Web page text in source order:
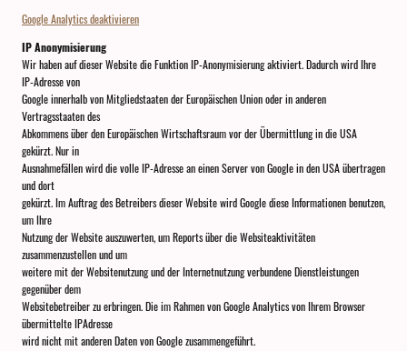
Google Analytics deaktivieren
IP Anonymisierung
Wir haben auf dieser Website die Funktion IP-Anonymisierung aktiviert. Dadurch wird Ihre
IP-Adresse von
Google innerhalb von Mitgliedstaaten der Europäischen Union oder in anderen
Vertragsstaaten des
Abkommens über den Europäischen Wirtschaftsraum vor der Übermittlung in die USA
gekürzt. Nur in
Ausnahmefällen wird die volle IP-Adresse an einen Server von Google in den USA übertragen
und dort
gekürzt. Im Auftrag des Betreibers dieser Website wird Google diese Informationen benutzen,
um Ihre
Nutzung der Website auszuwerten, um Reports über die Websiteaktivitäten
zusammenzustellen und um
weitere mit der Websitenutzung und der Internetnutzung verbundene Dienstleistungen
gegenüber dem
Websitebetreiber zu erbringen. Die im Rahmen von Google Analytics von Ihrem Browser
übermittelte IPAdresse
wird nicht mit anderen Daten von Google zusammengeführt.